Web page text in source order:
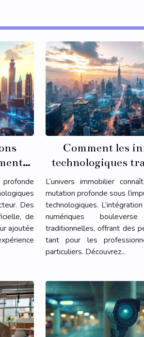
profonde
Des
de
ajoutée
Comment les
technologiques
elles le secteur
L’univers immobilier
mutation profonde sous
technologiques.
numériques
traditionnelles, offrant des
tant pour les
particuliers. Découvrez...